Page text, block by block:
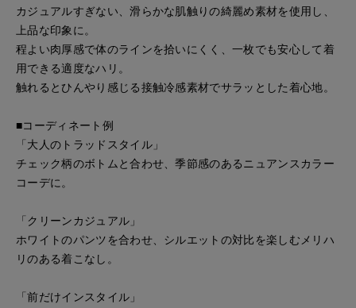
カジュアルすぎない、滑らかな肌触りの綺麗め素材を使用し、
上品な印象に。
程よい肉厚感で体のラインを拾いにくく、一枚でも安心して着
用できる適度なハリ。
触れるとひんやり感じる接触冷感素材でサラッとした着心地。
■コーディネート例
「大人のトラッドスタイル」
チェック柄のボトムと合わせ、季節感のあるニュアンスカラー
コーデに。
「クリーンカジュアル」
ホワイトのパンツを合わせ、シルエットの対比を楽しむメリハ
リのある着こなし。
「前だけインスタイル」